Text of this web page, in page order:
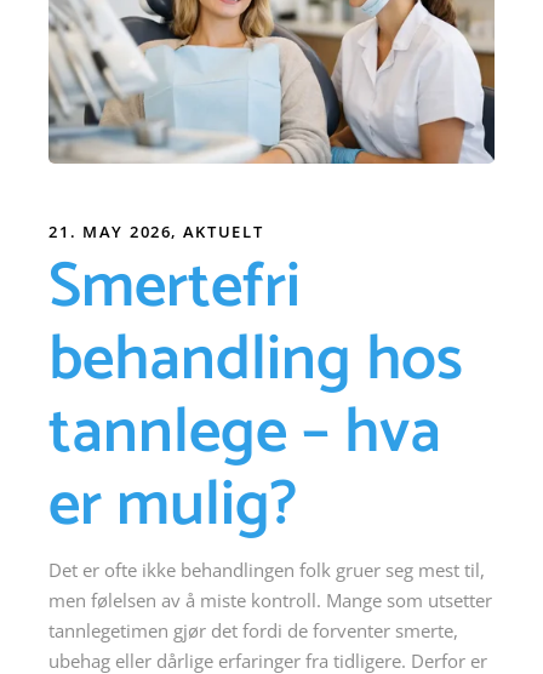
21. MAY 2026 AKTUELT
Smertefri
behandling hos
tannlege – hva
er mulig?
Det er ofte ikke behandlingen folk gruer seg mest til,
men følelsen av å miste kontroll. Mange som utsetter
tannlegetimen gjør det fordi de forventer smerte,
ubehag eller dårlige erfaringer fra tidligere. Derfor er